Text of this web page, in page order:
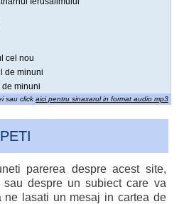
cel nou
de minuni
de minuni
sau click aici pentru sinaxarul in format audio mp3
parerea despre acest site,
sau despre un subiect care va
ne lasati un mesaj in cartea de